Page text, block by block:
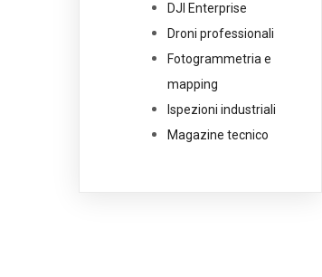
DJI Enterprise
Droni professionali
Fotogrammetria e
mapping
Ispezioni industriali
Magazine tecnico